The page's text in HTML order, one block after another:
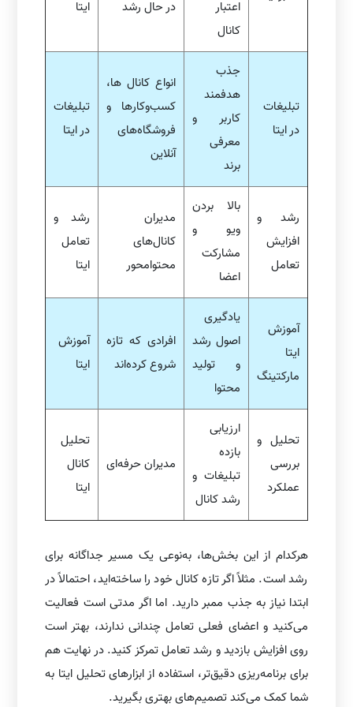
اعتبار
کانال
در حال رشد ایتا
تبلیغات
در ایتا
جذب
هدفمند
کاربر و
معرفی
برند
انواع کانال ها،
کسب‌وکارها و
فروشگاه‌های
آنلاین
تبلیغات
در ایتا
رشد و
افزایش
تعامل
بالا بردن
ویو و
مشارکت
اعضا
مدیران
کانال‌های
محتوامحور
رشد و
تعامل
ایتا
آموزش
ایتا
مارکتینگ
یادگیری
اصول رشد
و تولید
محتوا
افرادی که تازه
شروع کرده‌اند
آموزش
ایتا
تحلیل و
بررسی
عملکرد
ارزیابی
بازده
تبلیغات و
رشد کانال
مدیران حرفه‌ای
تحلیل
کانال
ایتا
هرکدام از این بخش‌ها، به‌نوعی یک مسیر جداگانه برای
رشد است. مثلاً اگر تازه کانال خود را ساخته‌اید، احتمالاً در
ابتدا نیاز به جذب ممبر دارید. اما اگر مدتی است فعالیت
می‌کنید و اعضای فعلی تعامل چندانی ندارند، بهتر است
روی افزایش بازدید و رشد تعامل تمرکز کنید. در نهایت هم
برای برنامه‌ریزی دقیق‌تر، استفاده از ابزارهای تحلیل ایتا به
شما کمک می‌کند تصمیم‌های بهتری بگیرید.